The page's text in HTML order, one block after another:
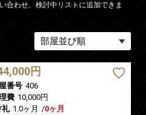
合わせ、検討中リストに追加できま
円
番号 406
費 10,000円
礼 1.0ヶ月 /0ヶ月